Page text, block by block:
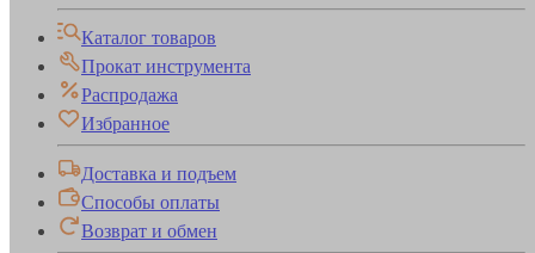
Каталог товаров
Прокат инструмента
Распродажа
Избранное
Доставка и подъем
Способы оплаты
Возврат и обмен